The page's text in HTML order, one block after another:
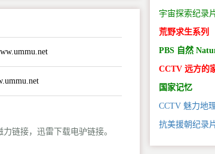
链接，迅雷下载电驴链接。
宇宙探索纪录
荒野求生系列
PBS 自然
CCTV 远方的
国家记忆
CCTV 魅力地
抗美援朝纪录